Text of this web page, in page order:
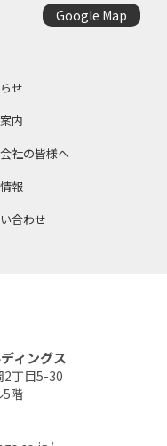
Google Map
せ
内
社の皆様へ
報
合わせ
ィングス
2丁目5-30
5階